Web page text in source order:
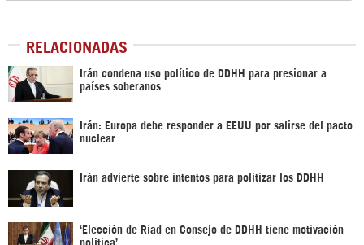
RELACIONADAS
Irán condena uso político de DDHH para presionar a
países soberanos
Irán: Europa debe responder a EEUU por salirse del pacto
nuclear
Irán advierte sobre intentos para politizar los DDHH
‘Elección de Riad en Consejo de DDHH tiene motivación
política’